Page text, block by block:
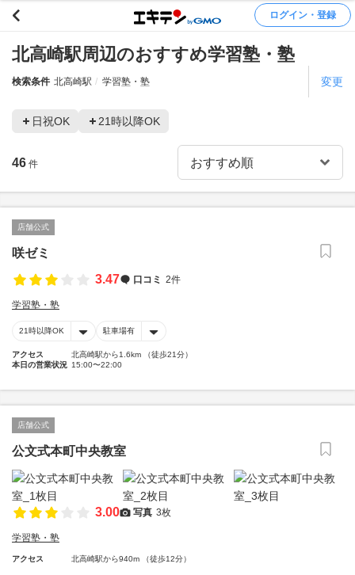
ログイン・登録
北高崎駅周辺のおすすめ学習塾・塾
検索条件 北高崎駅 学習塾・塾 変更
日祝OK 21時以降OK
46 件
店舗公式
咲ゼミ
3.47
口コミ 2件
学習塾・塾
21時以降OK 駐車場有
アクセス
北高崎駅から1.6km （徒歩21分）
本日の営業状況 15:00〜22:00
店舗公式
公文式本町中央教室
3.00 写真 3枚
学習塾・塾
アクセス 北高崎駅から940m （徒歩12分）